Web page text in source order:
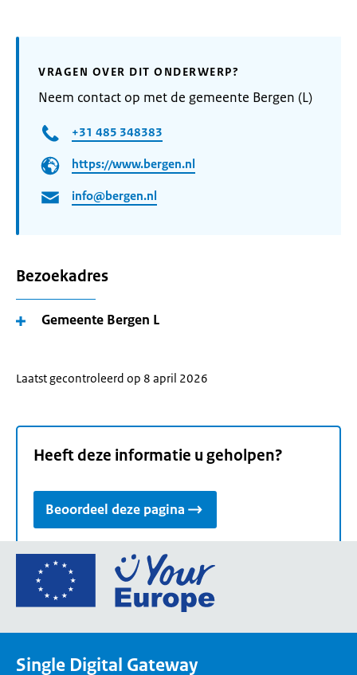
VRAGEN OVER DIT ONDERWERP?
Neem contact op met de gemeente Bergen (L)
+31 485 348383
https://www.bergen.nl
info@bergen.nl
Bezoekadres
Gemeente Bergen L
Laatst gecontroleerd op 8 april 2026
Heeft deze informatie u geholpen?
Beoordeel deze pagina
Ga
de
Single Digital Gateway